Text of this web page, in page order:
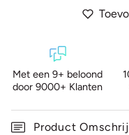
Met een 9+ beloond
door 9000+ Klanten
Product